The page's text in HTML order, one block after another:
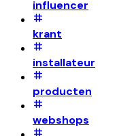
influencer
krant
installateur
producten
webshops